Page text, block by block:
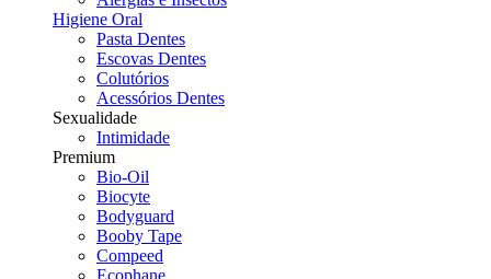
Higiene Oral
Pasta Dentes
Escovas Dentes
Colutórios
Acessórios Dentes
Sexualidade
Intimidade
Premium
Bio-Oil
Biocyte
Bodyguard
Booby Tape
Compeed
Ecophane